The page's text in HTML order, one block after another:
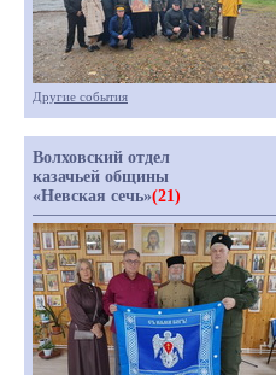
Другие события
Волховский отдел
казачьей общины
«Невская сечь»(21)